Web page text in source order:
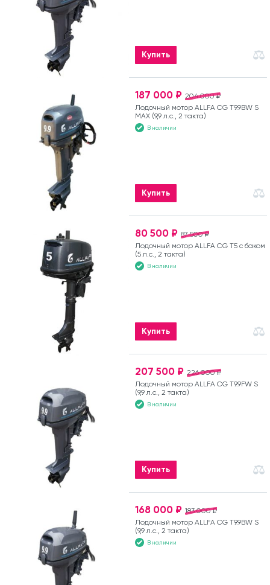
Купить
204 000 ₽
187 000 ₽
Лодочный мотор ALLFA CG T9.9BW S
MAX (9,9 л.с., 2 такта)
В наличии
Купить
87 500 ₽
80 500 ₽
Лодочный мотор ALLFA CG T5 с баком
(5 л.с., 2 такта)
В наличии
Купить
226 000 ₽
207 500 ₽
Лодочный мотор ALLFA CG T9.9FW S
(9,9 л.с., 2 такта)
В наличии
Купить
183 000 ₽
168 000 ₽
Лодочный мотор ALLFA CG T9.9BW S
(9,9 л.с., 2 такта)
В наличии